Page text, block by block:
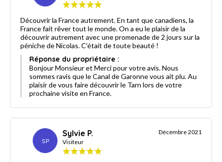
Découvrir la France autrement. En tant que canadiens, la
France fait rêver tout le monde. On a eu le plaisir de la
découvrir autrement avec une promenade de 2 jours sur la
péniche de Nicolas. C’était de toute beauté !
Réponse du propriétaire :
Bonjour Monsieur et Merci pour votre avis. Nous
sommes ravis que le Canal de Garonne vous ait plu. Au
plaisir de vous faire découvrir le Tarn lors de votre
prochaine visite en France.
SP
Sylvie P.
Visiteur
Décembre 2021